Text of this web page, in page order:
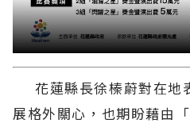
花蓮縣長徐榛蔚對在地
展格外關心，也期盼藉由